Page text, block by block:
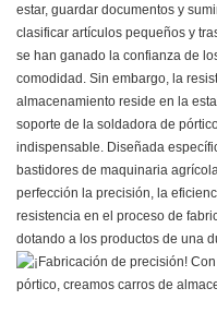
estar, guardar documentos y
clasificar artículos pequeños y
se han ganado la confianza de
comodidad. Sin embargo, la
almacenamiento reside en la
soporte de la soldadora de
indispensable. Diseñada
bastidores de maquinaria
perfección la precisión, la
resistencia en el proceso de
dotando a los productos de una